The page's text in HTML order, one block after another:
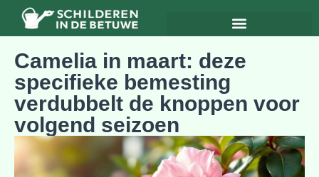
Camelia in maart: deze
specifieke bemesting
verdubbelt de knoppen voor
volgend seizoen